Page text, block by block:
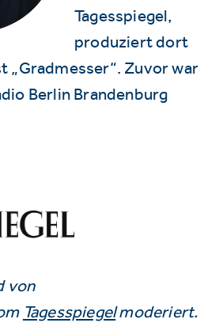
Tagesspiegel,
produziert dort
„Gradmesser“. Zuvor war
Berlin Brandenburg
von
Tagesspiegelmoderiert.